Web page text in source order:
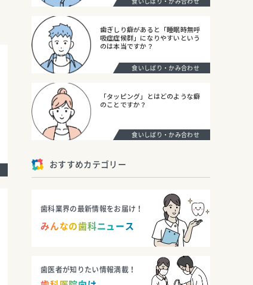
食いしばり・かみ合わせ
歯ぎしり癖があると「睡眠時無呼
吸症症候群」になりやすいという
のは本当ですか？
食いしばり・かみ合わせ
「タッピング」とはどのような癖
のことですか？
食いしばり・かみ合わせ
おすすめカテゴリー
歯科業界の最新情報をお届け！
みんなの歯科ニュース
歯医者が知りたい情報満載！